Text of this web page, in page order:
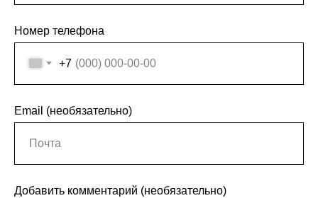
Номер телефона
+7
Email (необязательно)
Добавить комментарий (необязательно)